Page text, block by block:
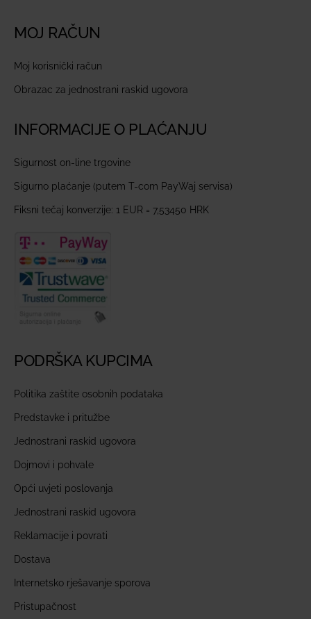
MOJ RAČUN
Moj korisnički račun
Obrazac za jednostrani raskid ugovora
INFORMACIJE O PLAĆANJU
Sigurnost on-line trgovine
Sigurno plaćanje (putem T-com PayWaj servisa)
Fiksni tečaj konverzije: 1 EUR = 7,53450 HRK
PODRŠKA KUPCIMA
Politika zaštite osobnih podataka
Predstavke i pritužbe
Jednostrani raskid ugovora
Dojmovi i pohvale
Opći uvjeti poslovanja
Jednostrani raskid ugovora
Reklamacije i povrati
Dostava
Internetsko rješavanje sporova
Pristupačnost